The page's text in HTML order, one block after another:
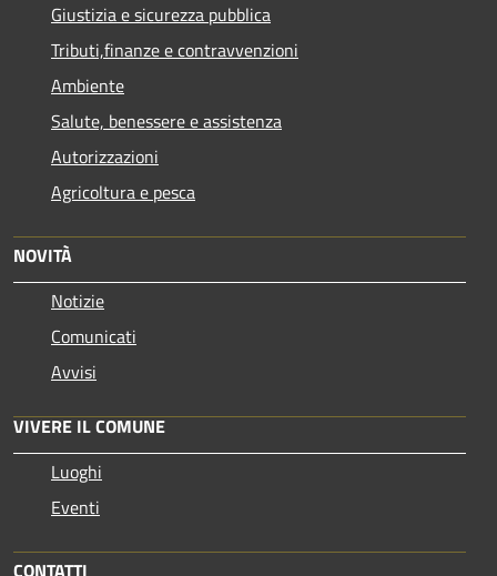
Giustizia e sicurezza pubblica
Tributi,finanze e contravvenzioni
Ambiente
Salute, benessere e assistenza
Autorizzazioni
Agricoltura e pesca
NOVITÀ
Notizie
Comunicati
Avvisi
VIVERE IL COMUNE
Luoghi
Eventi
CONTATTI